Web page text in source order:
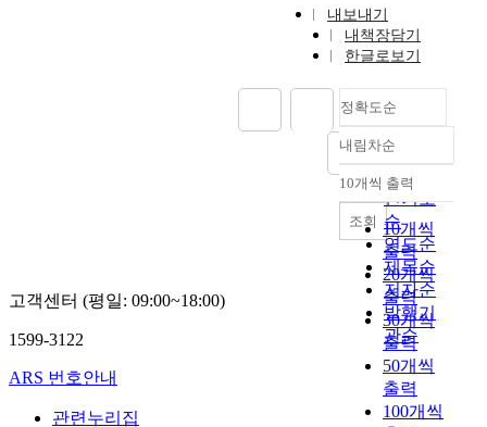
내보내기
내책장담기
한글로보기
정확도순
정확도
순
인기도
순
연도순
제목순
저자순
발행기
관순
내림차순
내림차순
10개씩 출력
10개씩
출력
20개씩
출력
30개씩
출력
50개씩
출력
100개씩
조회
고객센터 (평일: 09:00~18:00)
1599-3122
ARS 번호안내
관련누리집